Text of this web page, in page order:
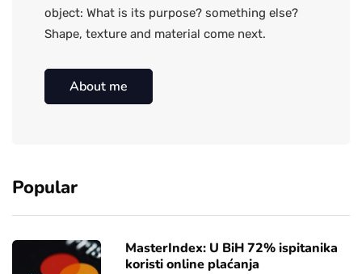
object: What is its purpose? something else?
Shape, texture and material come next.
About me
Popular
MasterIndex: U BiH 72% ispitanika
koristi online plaćanja